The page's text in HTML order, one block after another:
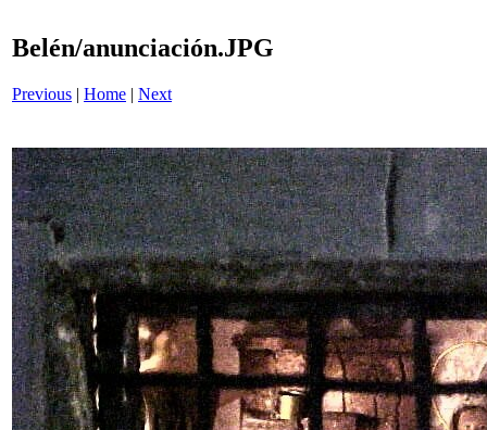
Belén/anunciación.JPG
Previous | Home | Next